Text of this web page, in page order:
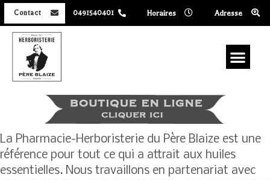
Contact 0491540401 Horaires Adresse
La Pharmacie-Herboristerie du Père Blaize est une
référence pour tout ce qui a attrait aux huiles
essentielles. Nous travaillons en partenariat avec